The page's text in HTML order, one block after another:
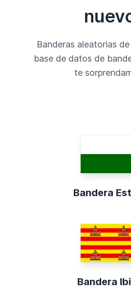
Banderas aleatorias
base de datos de
te
Bandera
Bandera